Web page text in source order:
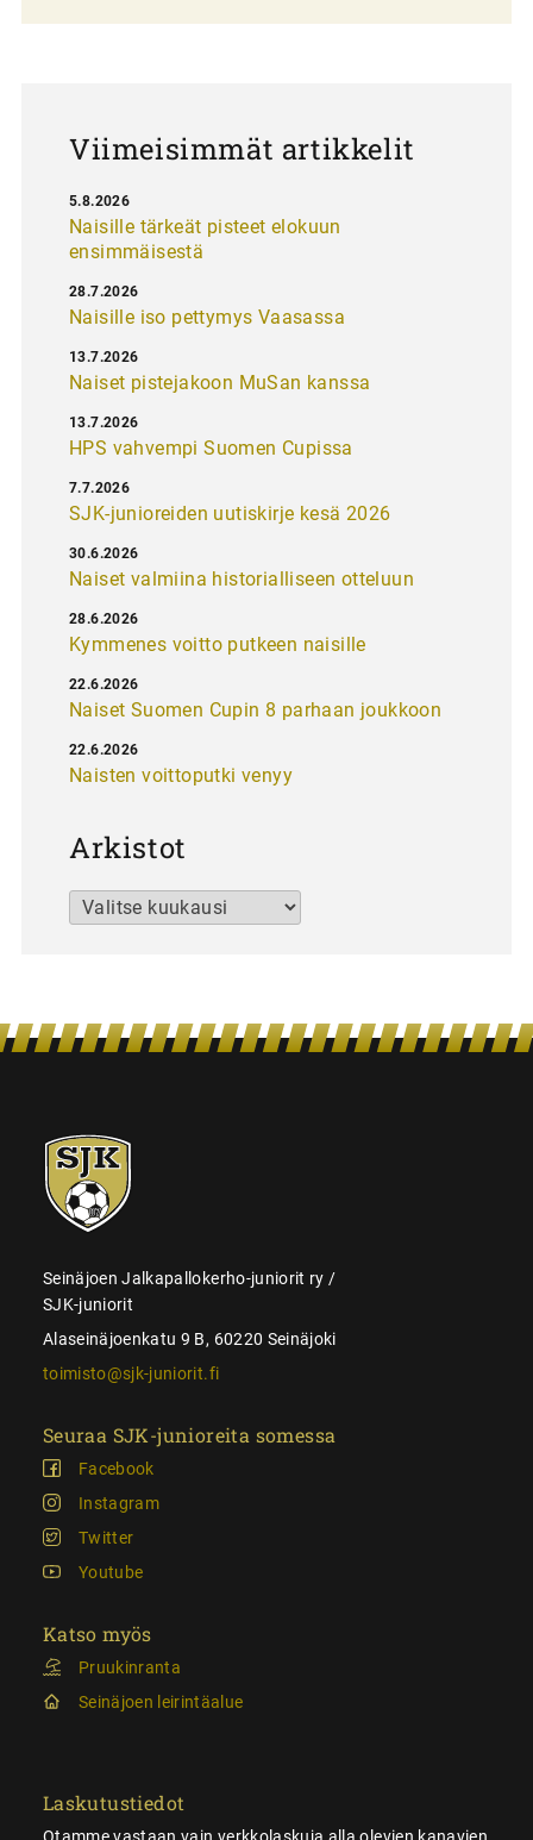
Viimeisimmät artikkelit
Naisille tärkeät pisteet elokuun
ensimmäisestä
5.8.2026
Naisille iso pettymys Vaasassa
28.7.2026
Naiset pistejakoon MuSan kanssa
13.7.2026
HPS vahvempi Suomen Cupissa
13.7.2026
SJK-junioreiden uutiskirje kesä 2026
7.7.2026
Naiset valmiina historialliseen otteluun
30.6.2026
Kymmenes voitto putkeen naisille
28.6.2026
Naiset Suomen Cupin 8 parhaan joukkoon
22.6.2026
Naisten voittoputki venyy
22.6.2026
Arkistot
Arkistot
SJK-
juniorit
Seinäjoen Jalkapallokerho-juniorit ry /
SJK-juniorit
Alaseinäjoenkatu 9 B, 60220 Seinäjoki
toimisto@sjk-juniorit.fi
Seuraa SJK-junioreita somessa
Facebook
Instagram
Twitter
Youtube
Katso myös
Pruukinranta
Seinäjoen leirintäalue
Laskutustiedot
Otamme vastaan vain verkkolaskuja alla olevien kanavien